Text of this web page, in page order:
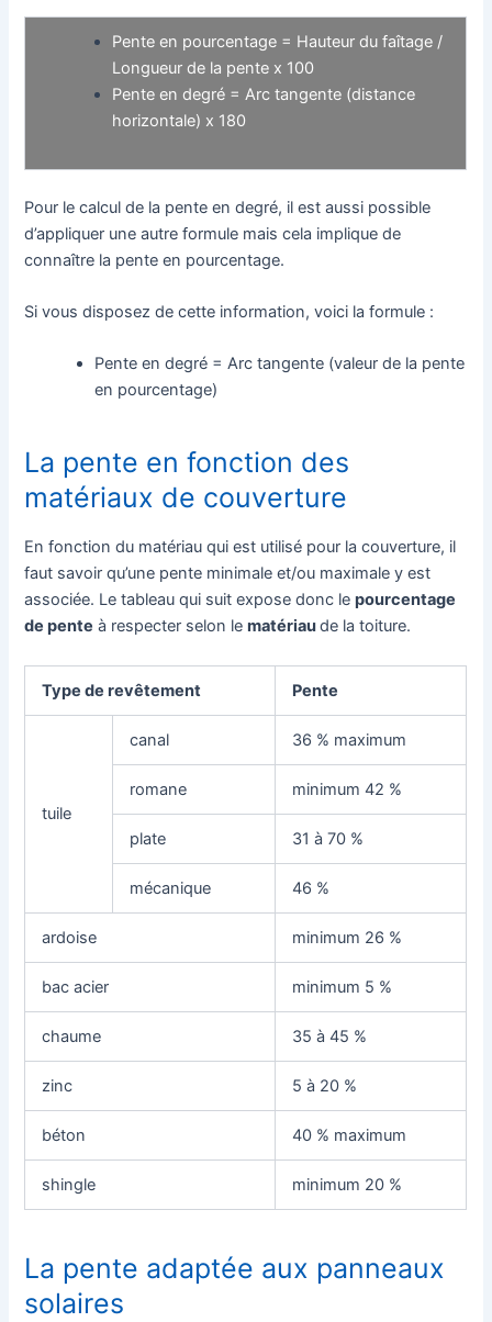
Pente en pourcentage = Hauteur du faîtage /
Longueur de la pente x 100
Pente en degré = Arc tangente (distance
horizontale) x 180
Pour le calcul de la pente en degré, il est aussi possible
d’appliquer une autre formule mais cela implique de
connaître la pente en pourcentage.
Si vous disposez de cette information, voici la formule :
Pente en degré = Arc tangente (valeur de la pente
en pourcentage)
La pente en fonction des
matériaux de couverture
En fonction du matériau qui est utilisé pour la couverture, il
faut savoir qu’une pente minimale et/ou maximale y est
associée. Le tableau qui suit expose donc lepourcentage
de pente à respecter selon lematériaude la toiture.
Type de revêtement Pente
tuile
canal 36 % maximum
romane minimum 42 %
plate 31 à 70 %
mécanique 46 %
ardoise minimum 26 %
bac acier minimum 5 %
chaume 35 à 45 %
zinc 5 à 20 %
béton 40 % maximum
shingle minimum 20 %
La pente adaptée aux panneaux
solaires